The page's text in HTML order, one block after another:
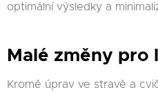
optimální výsledky a
Malé změny pro
Kromě úprav ve stravě a